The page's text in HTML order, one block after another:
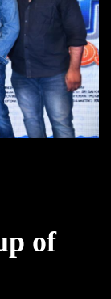
of